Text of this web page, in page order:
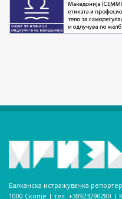
Балканска истражувачка
1000 Скопје | тел. +38923290280­ |